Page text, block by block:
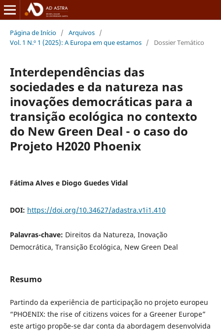
Página de Início / Arquivos /
Vol. 1 N.º 1 (2025): A Europa em que estamos / Dossier Temático
Interdependências das
sociedades e da natureza nas
inovações democráticas para a
transição ecológica no contexto
do New Green Deal - o caso do
Projeto H2020 Phoenix
Fátima Alves e Diogo Guedes Vidal
DOI: https://doi.org/10.34627/adastra.v1i1.410
Palavras-chave: Direitos da Natureza, Inovação
Democrática, Transição Ecológica, New Green Deal
Resumo
Partindo da experiência de participação no projeto europeu
“PHOENIX: the rise of citizens voices for a Greener Europe”
este artigo propõe-se dar conta da abordagem desenvolvida